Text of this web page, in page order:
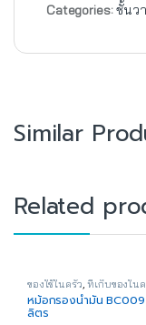
Categories:ชั้นว
Similar
Related
ของใช้ในครัว ,ที่เก็บของใน
หม้อกรองน้ำมัน BC009
ลิตร